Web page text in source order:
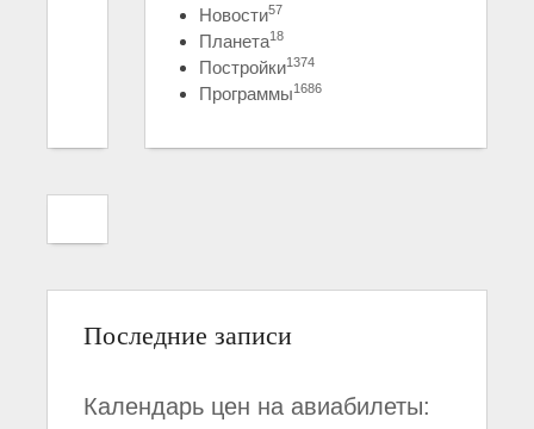
Новости57
Планета18
Постройки1374
Программы1686
Последние записи
Календарь цен на авиабилеты: